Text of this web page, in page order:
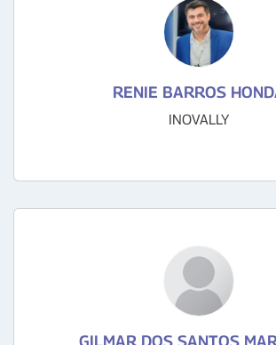
RENIE BARROS
INOVALLY
GILMAR DOS SANTOS